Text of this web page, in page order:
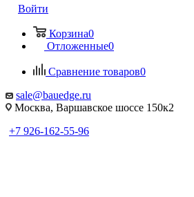
Войти
Корзина0
Отложенные0
Сравнение товаров0
sale@bauedge.ru
Москва, Варшавское шоссе 150к2
+7 926-162-55-96